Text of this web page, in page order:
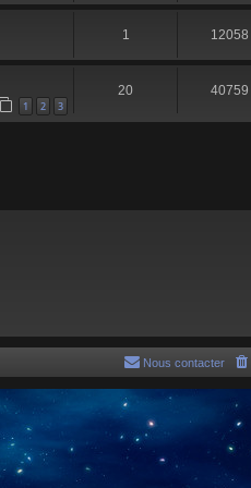
1 12058
1 2 3
20 40759
Nous contacter